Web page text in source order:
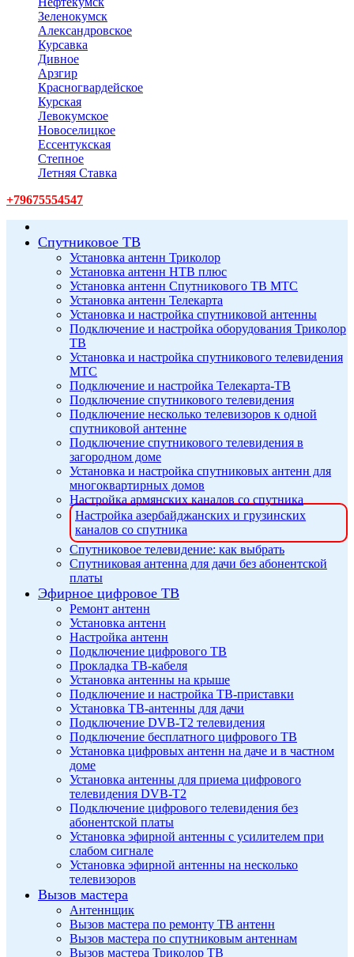
Зеленокумск
Александровское
Курсавка
Дивное
Арзгир
Красногвардейское
Курская
Левокумское
Новоселицкое
Ессентукская
Степное
Летняя Ставка
+79675554547
Спутниковое ТВ
Установка антенн Триколор
Установка антенн НТВ плюс
Установка антенн Спутникового ТВ МТС
Установка антенн Телекарта
Установка и настройка спутниковой антенны
Подключение и настройка оборудования Триколор
ТВ
Установка и настройка спутникового телевидения
МТС
Подключение и настройка Телекарта-ТВ
Подключение спутникового телевидения
Подключение несколько телевизоров к одной
спутниковой антенне
Подключение спутникового телевидения в
загородном доме
Установка и настройка спутниковых антенн для
многоквартирных домов
Настройка армянских каналов со спутника
Настройка азербайджанских и грузинских
каналов со спутника
Спутниковое телевидение: как выбрать
Спутниковая антенна для дачи без абонентской
платы
Эфирное цифровое ТВ
Ремонт антенн
Установка антенн
Настройка антенн
Подключение цифрового ТВ
Прокладка ТВ-кабеля
Установка антенны на крыше
Подключение и настройка ТВ-приставки
Установка ТВ-антенны для дачи
Подключение DVB-T2 телевидения
Подключение бесплатного цифрового ТВ
Установка цифровых антенн на даче и в частном
доме
Установка антенны для приема цифрового
телевидения DVB-T2
Подключение цифрового телевидения без
абонентской платы
Установка эфирной антенны с усилителем при
слабом сигнале
Установка эфирной антенны на несколько
телевизоров
Вызов мастера
Антеннщик
Вызов мастера по ремонту ТВ антенн
Вызов мастера по спутниковым антеннам
Вызов мастера Триколор ТВ